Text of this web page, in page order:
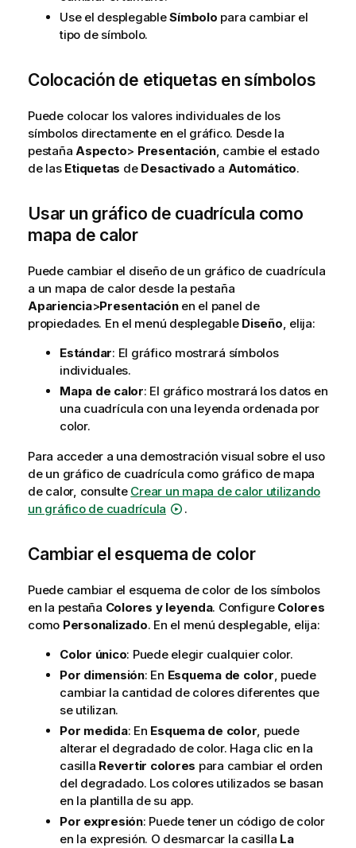
Use el desplegableSímbolo para cambiar el
tipo de símbolo.
Colocación de etiquetas en símbolos
Puede colocar los valores individuales de los
símbolos directamente en el gráfico. Desde la
pestaña Aspecto> Presentación, cambie el estado
de las Etiquetas de Desactivado a Automático.
Usar un gráfico de cuadrícula como
mapa de calor
Puede cambiar el diseño de un gráfico de cuadrícula
a un mapa de calor desde la pestaña
Apariencia>Presentaciónen el panel de
propiedades. En el menú desplegable Diseño, elija:
Estándar: El gráfico mostrará símbolos
individuales.
Mapa de calor: El gráfico mostrará los datos en
una cuadrícula con una leyenda ordenada por
color.
Para acceder a una demostración visual sobre el uso
de un gráfico de cuadrícula como gráfico de mapa
de calor, consulte Crear un mapa de calor utilizando
un gráfico de cuadrícula
.
Cambiar el esquema de color
Puede cambiar el esquema de color de los símbolos
en la pestaña Colores y leyenda. Configure Colores
como Personalizado. En el menú desplegable, elija:
Color único: Puede elegir cualquier color.
Por dimensión: En Esquema de color, puede
cambiar la cantidad de colores diferentes que
se utilizan.
Por medida: En Esquema de color, puede
alterar el degradado de color. Haga clic en la
casilla Revertir colores para cambiar el orden
del degradado. Los colores utilizados se basan
en la plantilla de su app.
Por expresión: Puede tener un código de color
en la expresión. O desmarcar la casilla La